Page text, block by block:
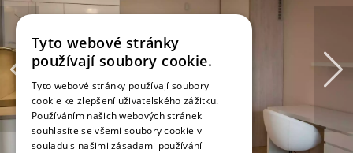
Tyto webové stránky
používají soubory cookie.
Tyto webové stránky používají soubory
cookie ke zlepšení uživatelského zážitku.
Používáním našich webových stránek
souhlasíte se všemi soubory cookie v
souladu s našimi zásadami používání